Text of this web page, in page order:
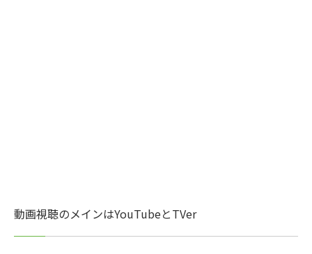
動画視聴のメインはYouTubeとTVer